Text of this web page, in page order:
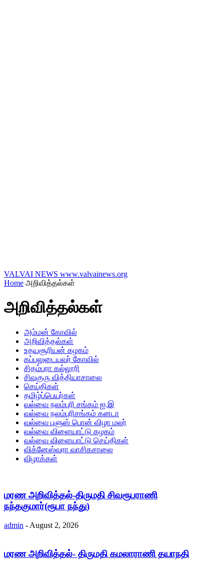
VALVAI NEWS www.valvainews.org
Home அறிவித்தல்கள்
அறிவித்தல்கள்
அம்மன் கோவில்
அறிவித்தல்கள்
உதயசூரியன் கழகம்
கப்பலுடையவர் கோவில்
சிதம்பரா கல்லூரி
சிவகுரு வித்தியாசாலை
செய்திகள்
தமிழ்ப்பெயர்கள்
வல்வை நலம்புரி சங்கம் ஐ.இ
வல்வை நலம்புரிசங்கம் கனடா
வல்வை புளுஸ் பொன் விழா மலர்
வல்வை விளையாட்டு கழகம்
வல்வை விளையாட்டு செய்திகள்
விக்னேஸ்வரா வாசிகசாலை
விழாக்கள்
மரண அறிவித்தல்-திருமதி சிவரூபராணி
நந்தகுமார்(ரூபா நந்து)
admin - August 2, 2026
மரண அறிவித்தல்- திருமதி கமலாராணி தயாநதி